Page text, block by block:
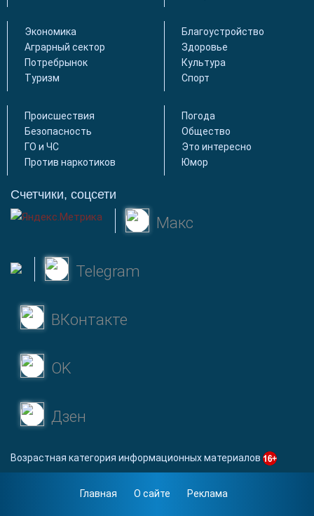
Экономика
Аграрный сектор
Потребрынок
Туризм
Благоустройство
Здоровье
Культура
Спорт
Происшествия
Безопасность
ГО и ЧС
Против наркотиков
Погода
Общество
Это интересно
Юмор
Счетчики, соцсети
Макс
Telegram
ВКонтакте
OK
Дзен
Возрастная категория информационных материалов
Главная О сайте Реклама